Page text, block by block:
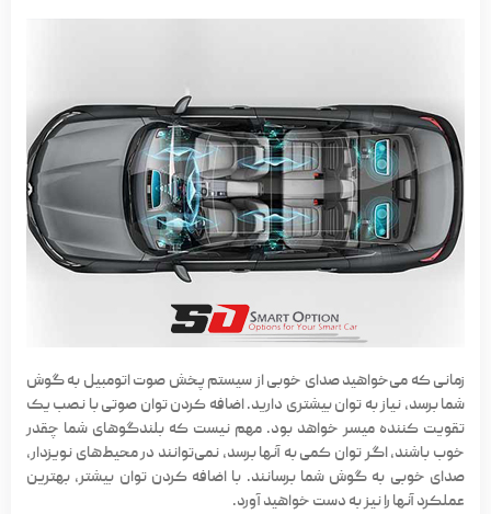
زمانی که می‌خواهید صدای خوبی از سیستم پخش صوت اتومبیل به گوش
شما برسد، نیاز به توان بیشتری دارید. اضافه کردن توان صوتی با نصب یک
تقویت کننده میسر خواهد بود. مهم نیست که بلندگوهای شما چقدر
خوب باشند، اگر توان کمی به آنها برسد، نمی‌توانند درمحیط‌های نویزدار،
صدای خوبی به گوش شما برسانند. با اضافه کردن توان بیشتر، بهترین
عملکرد آنها را نیز به دست خواهید آورد.